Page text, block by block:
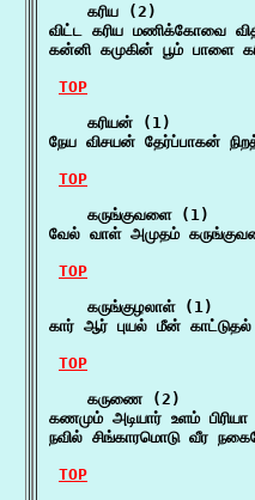
    கரிய (2)
விட்ட கரிய மணிக்கோவை
கன்னி கமுகின் பூம் பாளை
TOP
    கரியன் (1)
நேய விசயன் தேர்ப்பாகன்
TOP
    கருங்குவளை (1)
வேல் வாள் அமுதம்
TOP
    கருங்குழலாள் (1)
கார் ஆர் புயல் மீன்
TOP
    கருணை (2)
கணமும் அடியார் உளம்
நவில் சிங்காரமொடு வீர
TOP